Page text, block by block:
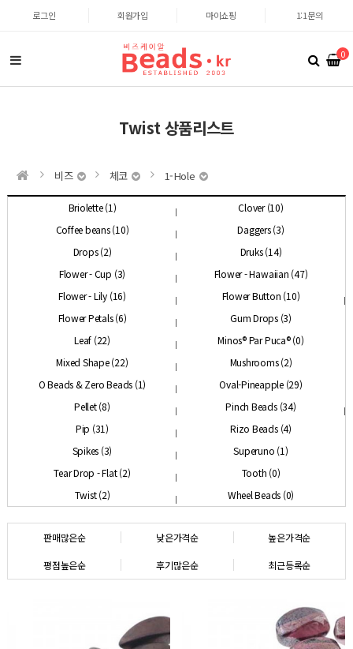
로그인 회원가입 마이쇼핑 1:1문의
0
Twist 상품리스트
비즈 체코 1-Hole
Briolette (1)
Clover (10)
Coffee beans (10)
Daggers (3)
Drops (2)
Druks (14)
Flower - Cup (3)
Flower - Hawaiian (47)
Flower - Lily (16)
Flower Button (10)
Flower Petals (6)
Gum Drops (3)
Leaf (22)
Minos® Par Puca® (0)
Mixed Shape (22)
Mushrooms (2)
O Beads & Zero Beads (1)
Oval-Pineapple (29)
Pellet (8)
Pinch Beads (34)
Pip (31)
Rizo Beads (4)
Spikes (3)
Superuno (1)
Tear Drop - Flat (2)
Tooth (0)
Twist (2)
Wheel Beads (0)
판매많은순 낮은가격순 높은가격순
평점높은순 후기많은순 최근등록순